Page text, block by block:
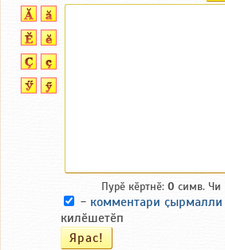
Пурӗ кӗртнӗ: 0 симв. Чи
- комментари ҫырмалли
килӗшетӗп